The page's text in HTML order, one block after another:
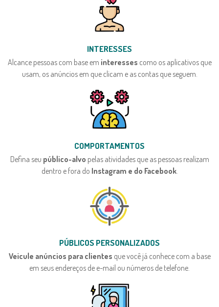
INTERESSES
Alcance pessoas com base em interesses como os aplicativos que
usam, os anúncios em que clicam e as contas que seguem.
COMPORTAMENTOS
Defina seu público-alvo pelas atividades que as pessoas realizam
dentro e fora do Instagram e do Facebook.
PÚBLICOS PERSONALIZADOS
Veicule anúncios para clientes que você já conhece com a base
em seus endereços de e-mail ou números de telefone.